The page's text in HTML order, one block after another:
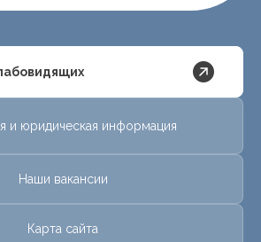
и юридическая информация
Наши вакансии
Карта сайта